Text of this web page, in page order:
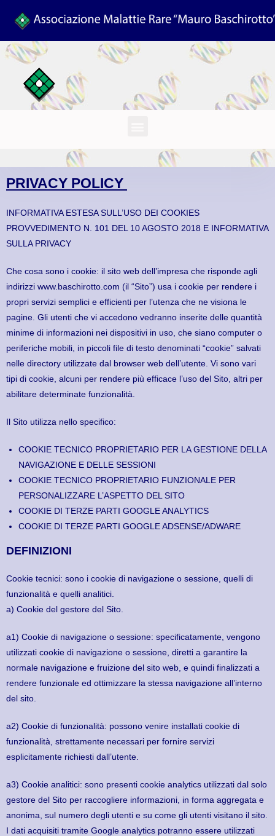
PRIVACY POLICY
INFORMATIVA ESTESA SULL’USO DEI COOKIES
PROVVEDIMENTO N. 101 DEL 10 AGOSTO 2018 E INFORMATIVA
SULLA PRIVACY
Che cosa sono i cookie: il sito web dell’impresa che risponde agli
indirizzi www.baschirotto.com (il “Sito”) usa i cookie per rendere i
propri servizi semplici e efficienti per l’utenza che ne visiona le
pagine. Gli utenti che vi accedono vedranno inserite delle quantità
minime di informazioni nei dispositivi in uso, che siano computer o
periferiche mobili, in piccoli file di testo denominati “cookie” salvati
nelle directory utilizzate dal browser web dell’utente. Vi sono vari
tipi di cookie, alcuni per rendere più efficace l’uso del Sito, altri per
abilitare determinate funzionalità.
Il Sito utilizza nello specifico:
COOKIE TECNICO PROPRIETARIO PER LA GESTIONE DELLA
NAVIGAZIONE E DELLE SESSIONI
COOKIE TECNICO PROPRIETARIO FUNZIONALE PER
PERSONALIZZARE L’ASPETTO DEL SITO
COOKIE DI TERZE PARTI GOOGLE ANALYTICS
COOKIE DI TERZE PARTI GOOGLE ADSENSE/ADWARE
DEFINIZIONI
Cookie tecnici: sono i cookie di navigazione o sessione, quelli di
funzionalità e quelli analitici.
a) Cookie del gestore del Sito.
a1) Cookie di navigazione o sessione: specificatamente, vengono
utilizzati cookie di navigazione o sessione, diretti a garantire la
normale navigazione e fruizione del sito web, e quindi finalizzati a
rendere funzionale ed ottimizzare la stessa navigazione all’interno
del sito.
a2) Cookie di funzionalità: possono venire installati cookie di
funzionalità, strettamente necessari per fornire servizi
esplicitamente richiesti dall’utente.
a3) Cookie analitici: sono presenti cookie analytics utilizzati dal solo
gestore del Sito per raccogliere informazioni, in forma aggregata e
anonima, sul numero degli utenti e su come gli utenti visitano il sito.
I dati acquisiti tramite Google analytics potranno essere utilizzati